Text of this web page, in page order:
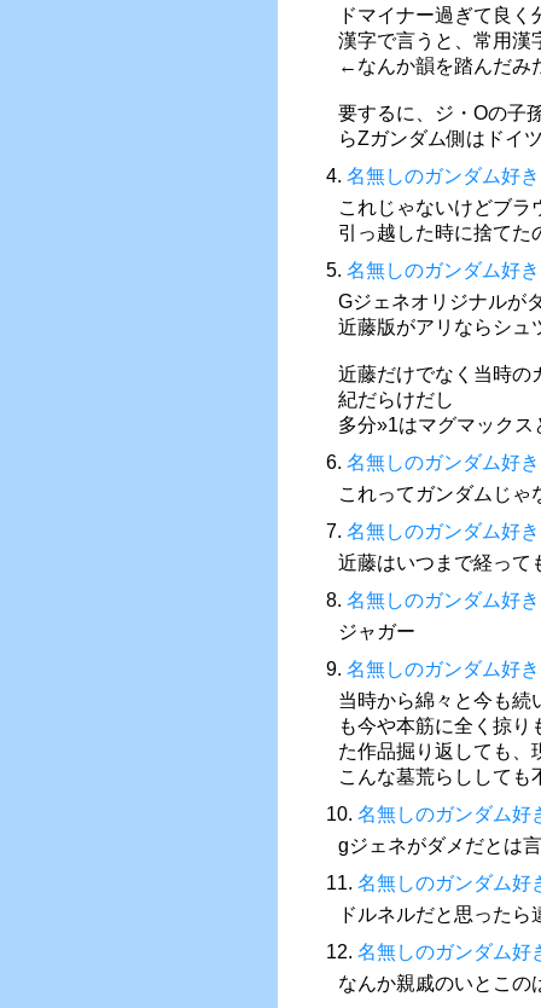
ドマイナー過ぎて良く
漢字で言うと、常用漢
←なんか韻を踏んだみ
要するに、ジ・Oの子
らZガンダム側はドイ
4. 名無しのガンダム好き
これじゃないけどブラ
引っ越した時に捨てた
5. 名無しのガンダム好き
Gジェネオリジナルが
近藤版がアリならシュ
近藤だけでなく当時の
紀だらけだし
多分»1はマグマック
6. 名無しのガンダム好き
これってガンダムじゃ
7. 名無しのガンダム好き
近藤はいつまで経って
8. 名無しのガンダム好き
ジャガー
9. 名無しのガンダム好き
当時から綿々と今も続
も今や本筋に全く掠
た作品掘り返しても、
こんな墓荒らししても
10. 名無しのガンダム好
gジェネがダメだとは
11. 名無しのガンダム好
ドルネルだと思った
12. 名無しのガンダム好
なんか親戚のいとこの